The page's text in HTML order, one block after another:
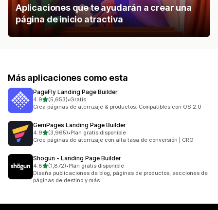
Aplicaciones que te ayudarán a crear una
página de inicio atractiva
Más aplicaciones como esta
PageFly Landing Page Builder
4.9de 5 estrellas
(5,653)
5653 reseñas en total
•Gratis
Crea páginas de aterrizaje & productos. Compatibles con OS 2.0
GemPages Landing Page Builder
4.9de 5 estrellas
(3,965)
3965 reseñas en total
•Plan gratis disponible
Cree páginas de aterrizaje con alta tasa de conversión | CRO
Shogun ‑ Landing Page Builder
4.8de 5 estrellas
(1,872)
1872 reseñas en total
•Plan gratis disponible
Diseña publicaciones de blog, páginas de productos, secciones de
páginas de destino y más